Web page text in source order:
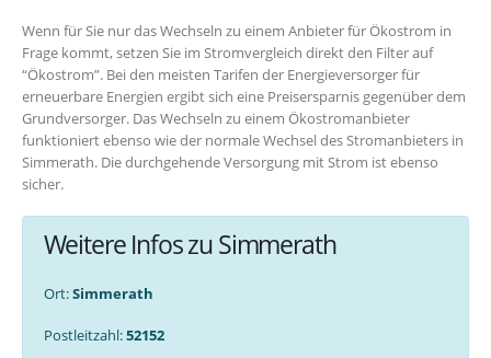
Wenn für Sie nur das Wechseln zu einem Anbieter für Ökostrom in
Frage kommt, setzen Sie im Stromvergleich direkt den Filter auf
“Ökostrom”. Bei den meisten Tarifen der Energieversorger für
erneuerbare Energien ergibt sich eine Preisersparnis gegenüber dem
Grundversorger. Das Wechseln zu einem Ökostromanbieter
funktioniert ebenso wie der normale Wechsel des Stromanbieters in
Simmerath. Die durchgehende Versorgung mit Strom ist ebenso
sicher.
Weitere Infos zu Simmerath
Ort:Simmerath
Postleitzahl:52152